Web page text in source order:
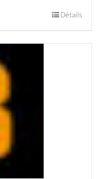
Détails